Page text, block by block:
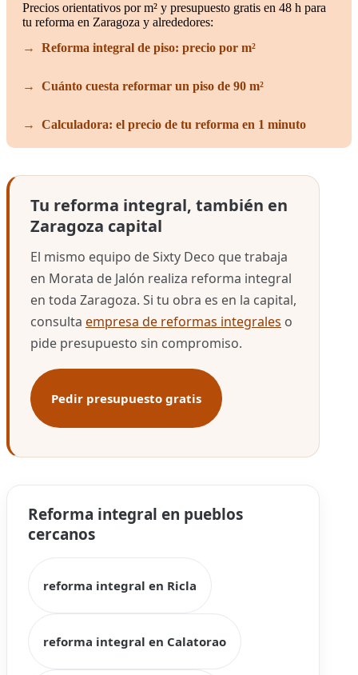
Precios orientativos por m² y presupuesto gratis en 48 h para
tu reforma en Zaragoza y alrededores:
Reforma integral de piso: precio por m²
Cuánto cuesta reformar un piso de 90 m²
Calculadora: el precio de tu reforma en 1 minuto
Tu reforma integral, también en
Zaragoza capital
El mismo equipo de Sixty Deco que trabaja
en Morata de Jalón realiza reforma integral
en toda Zaragoza. Si tu obra es en la capital,
consulta empresa de reformas integrales o
pide presupuesto sin compromiso.
Pedir presupuesto gratis
Reforma integral en pueblos
cercanos
reforma integral en Ricla
reforma integral en Calatorao